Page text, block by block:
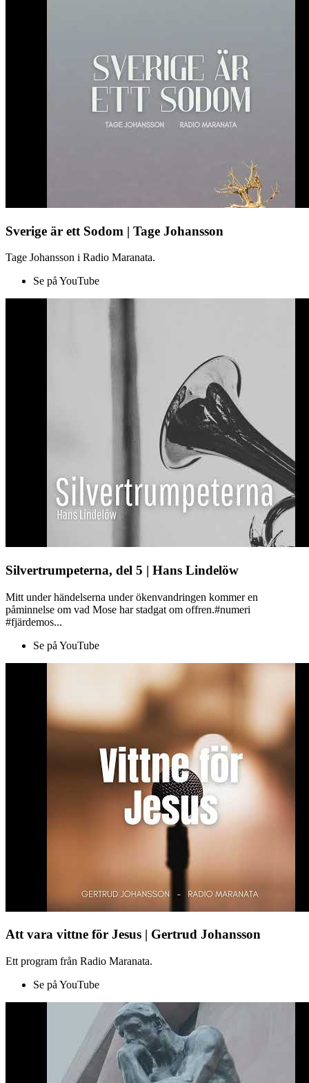
Sverige är ett Sodom | Tage Johansson
Tage Johansson i Radio Maranata.
Se på YouTube
Silvertrumpeterna, del 5 | Hans Lindelöw
Mitt under händelserna under ökenvandringen kommer en
påminnelse om vad Mose har stadgat om offren.#numeri
#fjärdemos...
Se på YouTube
Att vara vittne för Jesus | Gertrud Johansson
Ett program från Radio Maranata.
Se på YouTube